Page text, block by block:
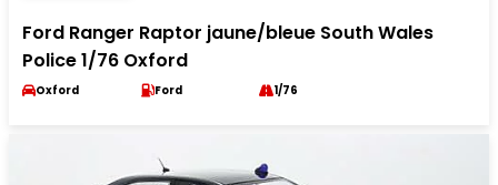
Ford Ranger Raptor jaune/bleue South Wales
Police 1/76 Oxford
Oxford Ford 1/76